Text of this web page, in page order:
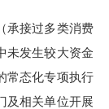
接过多类消费
未发生较大资金
常态化专项执行
及相关单位开展